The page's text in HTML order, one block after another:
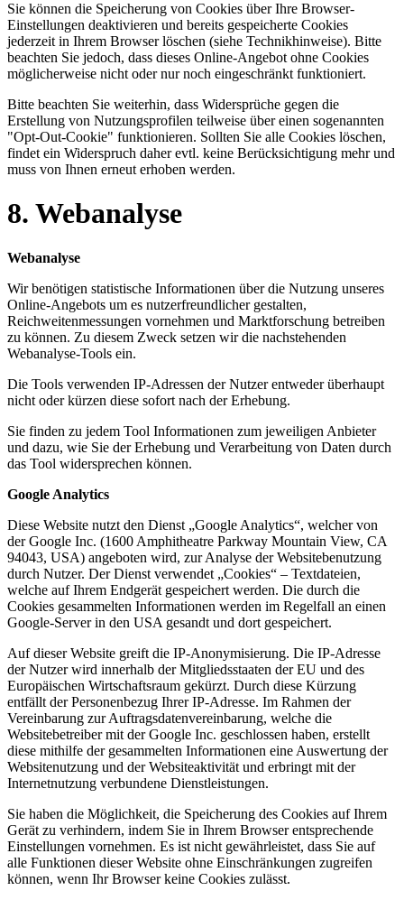
Sie können die Speicherung von Cookies über Ihre Browser-
Einstellungen deaktivieren und bereits gespeicherte Cookies
jederzeit in Ihrem Browser löschen (siehe Technikhinweise). Bitte
beachten Sie jedoch, dass dieses Online-Angebot ohne Cookies
möglicherweise nicht oder nur noch eingeschränkt funktioniert.
Bitte beachten Sie weiterhin, dass Widersprüche gegen die
Erstellung von Nutzungsprofilen teilweise über einen sogenannten
"Opt-Out-Cookie" funktionieren. Sollten Sie alle Cookies löschen,
findet ein Widerspruch daher evtl. keine Berücksichtigung mehr und
muss von Ihnen erneut erhoben werden.
8. Webanalyse
Webanalyse
Wir benötigen statistische Informationen über die Nutzung unseres
Online-Angebots um es nutzerfreundlicher gestalten,
Reichweitenmessungen vornehmen und Marktforschung betreiben
zu können. Zu diesem Zweck setzen wir die nachstehenden
Webanalyse-Tools ein.
Die Tools verwenden IP-Adressen der Nutzer entweder überhaupt
nicht oder kürzen diese sofort nach der Erhebung.
Sie finden zu jedem Tool Informationen zum jeweiligen Anbieter
und dazu, wie Sie der Erhebung und Verarbeitung von Daten durch
das Tool widersprechen können.
Google Analytics
Diese Website nutzt den Dienst „Google Analytics“, welcher von
der Google Inc. (1600 Amphitheatre Parkway Mountain View, CA
94043, USA) angeboten wird, zur Analyse der Websitebenutzung
durch Nutzer. Der Dienst verwendet „Cookies“ – Textdateien,
welche auf Ihrem Endgerät gespeichert werden. Die durch die
Cookies gesammelten Informationen werden im Regelfall an einen
Google-Server in den USA gesandt und dort gespeichert.
Auf dieser Website greift die IP-Anonymisierung. Die IP-Adresse
der Nutzer wird innerhalb der Mitgliedsstaaten der EU und des
Europäischen Wirtschaftsraum gekürzt. Durch diese Kürzung
entfällt der Personenbezug Ihrer IP-Adresse. Im Rahmen der
Vereinbarung zur Auftragsdatenvereinbarung, welche die
Websitebetreiber mit der Google Inc. geschlossen haben, erstellt
diese mithilfe der gesammelten Informationen eine Auswertung der
Websitenutzung und der Websiteaktivität und erbringt mit der
Internetnutzung verbundene Dienstleistungen.
Sie haben die Möglichkeit, die Speicherung des Cookies auf Ihrem
Gerät zu verhindern, indem Sie in Ihrem Browser entsprechende
Einstellungen vornehmen. Es ist nicht gewährleistet, dass Sie auf
alle Funktionen dieser Website ohne Einschränkungen zugreifen
können, wenn Ihr Browser keine Cookies zulässt.